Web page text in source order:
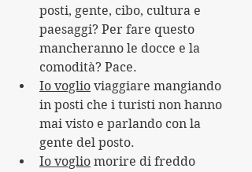
posti, gente, cibo, cultura e
paesaggi? Per fare questo
mancheranno le docce e la
comodità? Pace.
Io voglio viaggiare mangiando
in posti che i turisti non hanno
mai visto e parlando con la
gente del posto.
Io voglio morire di freddo